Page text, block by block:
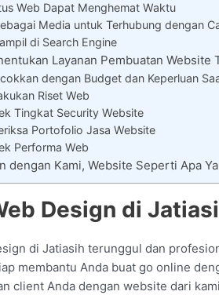
Web Dapat Menghemat Waktu
Media untuk Terhubung dengan
di Search Engine
Layanan Pembuatan Website
dengan Budget dan Keperluan
Riset Web
Tingkat Security Website
Portofolio Jasa Website
Performa Web
dengan Kami, Website Seperti Apa
Design di
di Jatiasih terunggul dan
membantu Anda buat go online
client Anda dengan website dari